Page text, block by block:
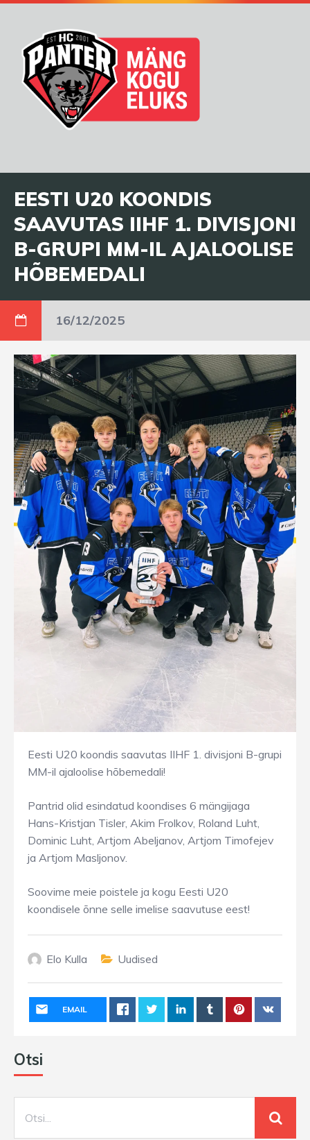
EESTI U20 KOONDIS
SAAVUTAS IIHF 1. DIVISJONI
B-GRUPI MM-IL AJALOOLISE
HÕBEMEDALI
16/12/2025
Eesti U20 koondis saavutas IIHF 1. divisjoni B-grupi
MM-il ajaloolise hõbemedali!
Pantrid olid esindatud koondises 6 mängijaga
Hans-Kristjan Tisler, Akim Frolkov, Roland Luht,
Dominic Luht, Artjom Abeljanov, Artjom Timofejev
ja Artjom Masljonov.
Soovime meie poistele ja kogu Eesti U20
koondisele õnne selle imelise saavutuse eest!
Elo Kulla Uudised
EMAIL
Otsi